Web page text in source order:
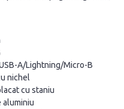
A/Lightning/Micro-B
nichel
cu staniu
aluminiu